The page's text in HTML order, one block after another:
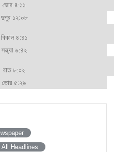
ভোর ৪:১১
দুপুর ১২:০৮
বিকাল ৪:৪১
সন্ধ্যা ৬:৪২
রাত ৮:০২
ভোর ৫:২৯
All Headlines